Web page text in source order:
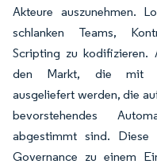
Akteure auszunehmen.
schlanken Teams,
Scripting zu kodifizieren.
den Markt, die mit
ausgeliefert werden, die
bevorstehendes
abgestimmt sind. Diese
Governance zu einem